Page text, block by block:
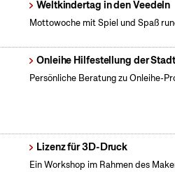
Weltkindertag in den Veedeln
Mottowoche mit Spiel und Spaß
Onleihe Hilfestellung der
Persönliche Beratung zu Onleihe-
Lizenz für 3D-Druck
Ein Workshop im Rahmen des